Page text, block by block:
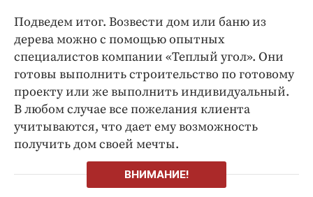
Подведем итог. Возвести дом или баню из
дерева можно с помощью опытных
специалистов компании «Теплый угол». Они
готовы выполнить строительство по готовому
проекту или же выполнить индивидуальный.
В любом случае все пожелания клиента
учитываются, что дает ему возможность
получить дом своей мечты.
ВНИМАНИЕ!